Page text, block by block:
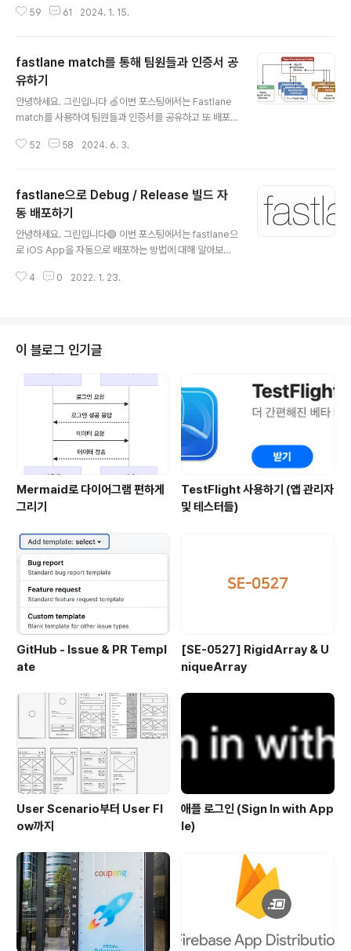
고 iOS 앱 파일인 IP..
전 포스팅인 Firebase App Distribution으로 앱 배포
요. 그린입니다 🍏 이번 포스팅에서는 Firebase App Di
stribution을 이용해 앱을 배포하는 방법에 대해 알아보겠
습니다 🙋🏻 그럼 우선 Firebase App Distribution이
뭔지부터 알고 갈까요? Firebase Ap green1229.tisto
ry.com 또한 호옥시나 fastlane이 어떤건지 어떻게 설
치..
59 61 2024. 1. 15.
fastlane match를 통해 팀원들과 인증서 공
유하기
안녕하세요. 그린입니다 🍏이번 포스팅에서는 Fastlane
match를 사용하여 팀원들과 인증서를 공유하고 또 배포
들과 협업하면서 Fastlane을 이용하고 있었을때 기존이
같이 하고 있었을거에요 🤔 1️⃣ 해당 앱 등록을 한 애플 디
벨로퍼 계정 소유주가 다른 팀원들의 CSR을 Apple dev
eloper의 Certificate에 등록2️⃣ 인증서 다운로드하여
팀원에게 전달 > 팀원은 해당 인증서 키체인 등록 및 Xco
de 연결3️⃣ 팀원의 UDID를 Apple developer에서 De
vices에 등록4️⃣ Provisioning..
52 58 2024. 6. 3.
fastlane으로 Debug / Release 빌드 자
동 배포하기
안녕하세요. 그린입니다🟢 이번 포스팅에서는 fastlane으
로 iOS App을 자동으로 배포하는 방법에 대해 알아보겠
에서 아카이브하여 App Store Connect 사이트에 올리
에서 여러 조건을 체크해보고 이상없음을 확인 후 올리는
일련의 과정들을 자동으로 진행해볼까 해서 알아보고 포스
팅하게 되었습니다💁🏻 (물론 현업에서도 도입되어 사용
하고 있습니다👍) fastlane이 뭐야? 그러게요. fastlane
이 뭘까요? 우선 마크부터 신박하네요ㅋㅋ fastlane은 iO
4 0 2022. 1. 23.
이 블로그 인기글
Mermaid로 다이어그램 편하게
그리기
TestFlight 사용하기 (앱 관리자
및 테스터들)
GitHub - Issue & PR Templ
ate
[SE-0527] RigidArray & U
niqueArray
User Scenario부터 User Fl
ow까지
애플 로그인 (Sign In with App
le)